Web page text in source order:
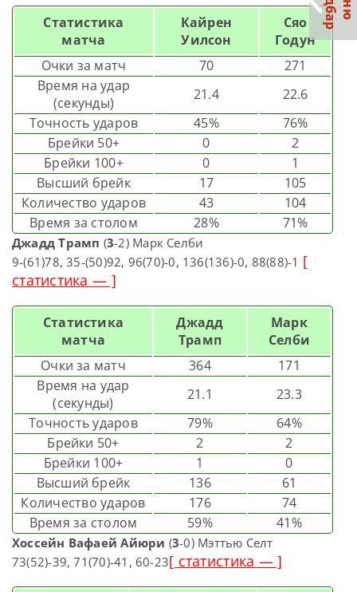
Статистика
матча
Кайрен
Уилсон
Сяо
Годун
Очки за матч
70
271
Время на удар
(секунды)
21.4
22.6
Точность ударов
45%
76%
Брейки 50+
0
2
Брейки 100+
0
1
Высший брейк
17
105
Количество ударов
43
104
Время за столом
28% 71%
Джадд Трамп (3-2) Марк Селби
9-(61)78, 35-(50)92, 96(70)-0, 136(136)-0, 88(88)-1 [
статистика — ]
Статистика
матча
Джадд
Трамп
Марк
Селби
Очки за матч
364
171
Время на удар
(секунды)
21.1
23.3
Точность ударов
79%
64%
Брейки 50+
2
2
Брейки 100+
1
0
Высший брейк
136
61
Количество ударов
176
74
Время за столом
59% 41%
Хоссейн Вафаей Айюри (3-0) Мэттью Селт
73(52)-39, 71(70)-41, 60-23[ статистика — ]